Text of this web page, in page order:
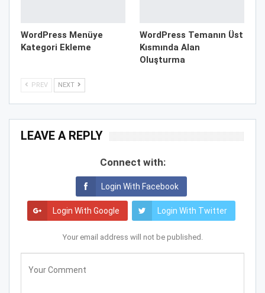
WordPress Menüye
Kategori Ekleme
WordPress Temanın Üst
Kısmında Alan
Oluşturma
PREV NEXT
LEAVE A REPLY
Connect with:
Login With Facebook
Login With Google Login With Twitter
Your email address will not be published.